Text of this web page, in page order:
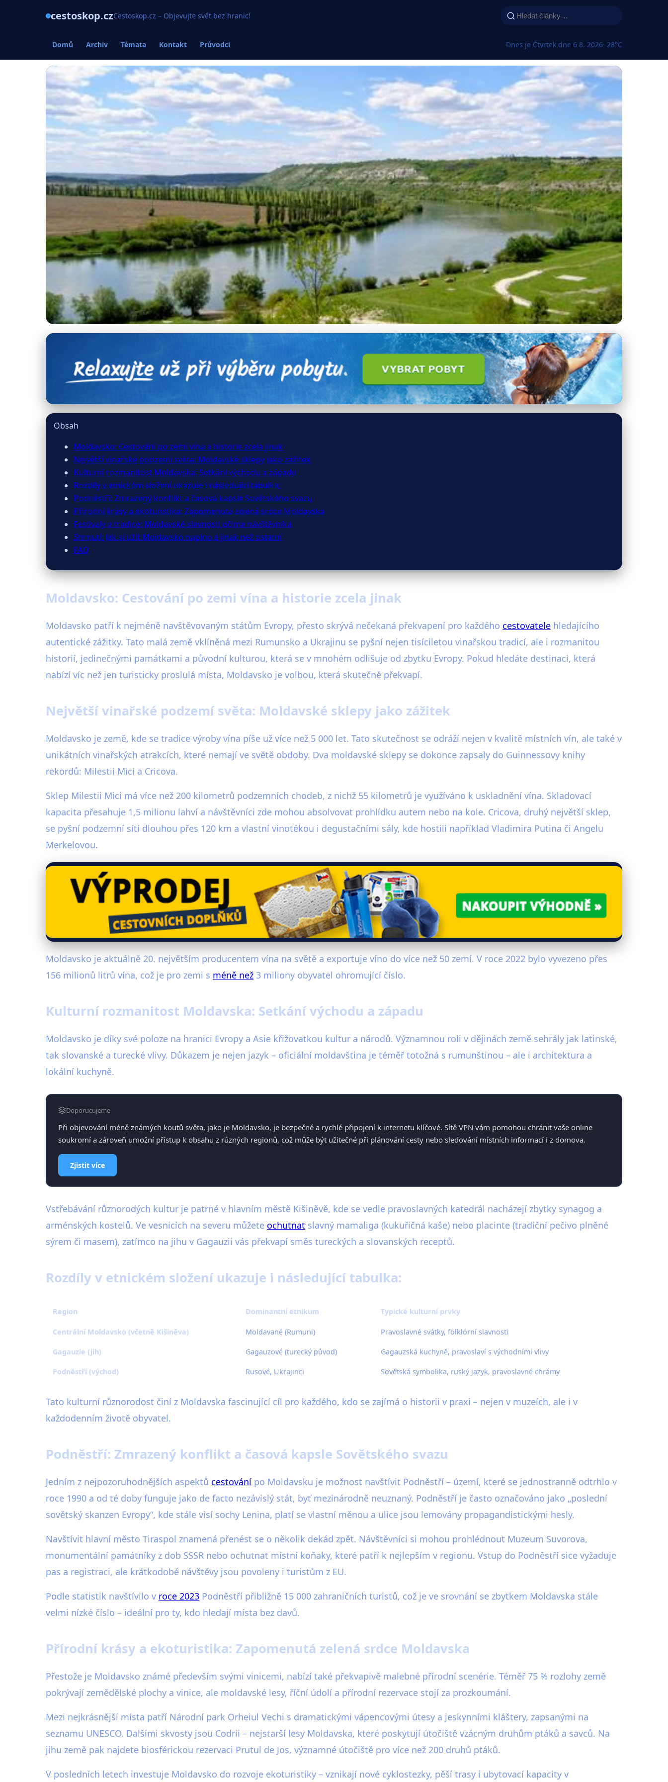
cestoskop.czCestoskop.cz – Objevujte svět bez hranic!
Domů Archiv Témata Kontakt Průvodci Dnes je Čtvrtek dne 6 8. 2026· 28°C
Poznejte Moldavsko: Více Než Víno a Historie Bez Davů
Obsah
Moldavsko: Cestování po zemi vína a historie zcela jinak
Největší vinařské podzemí světa: Moldavské sklepy jako zážitek
Kulturní rozmanitost Moldavska: Setkání východu a západu
Rozdíly v etnickém složení ukazuje i následující tabulka:
Podněstří: Zmrazený konflikt a časová kapsle Sovětského svazu
Přírodní krásy a ekoturistika: Zapomenutá zelená srdce Moldavska
Festivaly a tradice: Moldavské slavnosti očima návštěvníka
Shrnutí: Jak si užít Moldavsko naplno a jinak než ostatní
FAQ
Moldavsko: Cestování po zemi vína a historie zcela jinak
Moldavsko patří k nejméně navštěvovaným státům Evropy, přesto skrývá nečekaná překvapení pro každého cestovatele hledajícího
autentické zážitky. Tato malá země vklíněná mezi Rumunsko a Ukrajinu se pyšní nejen tisíciletou vinařskou tradicí, ale i rozmanitou
historií, jedinečnými památkami a původní kulturou, která se v mnohém odlišuje od zbytku Evropy. Pokud hledáte destinaci, která
nabízí víc než jen turisticky proslulá místa, Moldavsko je volbou, která skutečně překvapí.
Největší vinařské podzemí světa: Moldavské sklepy jako zážitek
Moldavsko je země, kde se tradice výroby vína píše už více než 5 000 let. Tato skutečnost se odráží nejen v kvalitě místních vín, ale také v
unikátních vinařských atrakcích, které nemají ve světě obdoby. Dva moldavské sklepy se dokonce zapsaly do Guinnessovy knihy
rekordů: Milestii Mici a Cricova.
Sklep Milestii Mici má více než 200 kilometrů podzemních chodeb, z nichž 55 kilometrů je využíváno k uskladnění vína. Skladovací
kapacita přesahuje 1,5 milionu lahví a návštěvníci zde mohou absolvovat prohlídku autem nebo na kole. Cricova, druhý největší sklep,
se pyšní podzemní sítí dlouhou přes 120 km a vlastní vinotékou i degustačními sály, kde hostili například Vladimira Putina či Angelu
Merkelovou.
Moldavsko je aktuálně 20. největším producentem vína na světě a exportuje víno do více než 50 zemí. V roce 2022 bylo vyvezeno přes
156 milionů litrů vína, což je pro zemi s méně než 3 miliony obyvatel ohromující číslo.
Kulturní rozmanitost Moldavska: Setkání východu a západu
Moldavsko je díky své poloze na hranici Evropy a Asie křižovatkou kultur a národů. Významnou roli v dějinách země sehrály jak latinské,
tak slovanské a turecké vlivy. Důkazem je nejen jazyk – oficiální moldavština je téměř totožná s rumunštinou – ale i architektura a
lokální kuchyně.
Doporucujeme
Při objevování méně známých koutů světa, jako je Moldavsko, je bezpečné a rychlé připojení k internetu klíčové. Sítě VPN vám pomohou chránit vaše online
soukromí a zároveň umožní přístup k obsahu z různých regionů, což může být užitečné při plánování cesty nebo sledování místních informací i z domova.
Zjistit více
Vstřebávání různorodých kultur je patrné v hlavním městě Kišiněvě, kde se vedle pravoslavných katedrál nacházejí zbytky synagog a
arménských kostelů. Ve vesnicích na severu můžete ochutnat slavný mamaliga (kukuřičná kaše) nebo placinte (tradiční pečivo plněné
sýrem či masem), zatímco na jihu v Gagauzii vás překvapí směs tureckých a slovanských receptů.
Rozdíly v etnickém složení ukazuje i následující tabulka:
Region Dominantní etnikum Typické kulturní prvky
Centrální Moldavsko (včetně Kišiněva) Moldavané (Rumuni) Pravoslavné svátky, folklórní slavnosti
Gagauzie (jih) Gagauzové (turecký původ) Gagauzská kuchyně, pravoslaví s východními vlivy
Podněstří (východ) Rusové, Ukrajinci Sovětská symbolika, ruský jazyk, pravoslavné chrámy
Tato kulturní různorodost činí z Moldavska fascinující cíl pro každého, kdo se zajímá o historii v praxi – nejen v muzeích, ale i v
každodenním životě obyvatel.
Podněstří: Zmrazený konflikt a časová kapsle Sovětského svazu
Jedním z nejpozoruhodnějších aspektů cestování po Moldavsku je možnost navštívit Podněstří – území, které se jednostranně odtrhlo v
roce 1990 a od té doby funguje jako de facto nezávislý stát, byť mezinárodně neuznaný. Podněstří je často označováno jako „poslední
sovětský skanzen Evropy“, kde stále visí sochy Lenina, platí se vlastní měnou a ulice jsou lemovány propagandistickými hesly.
Navštívit hlavní město Tiraspol znamená přenést se o několik dekád zpět. Návštěvníci si mohou prohlédnout Muzeum Suvorova,
monumentální památníky z dob SSSR nebo ochutnat místní koňaky, které patří k nejlepším v regionu. Vstup do Podněstří sice vyžaduje
pas a registraci, ale krátkodobé návštěvy jsou povoleny i turistům z EU.
Podle statistik navštívilo v roce 2023 Podněstří přibližně 15 000 zahraničních turistů, což je ve srovnání se zbytkem Moldavska stále
velmi nízké číslo – ideální pro ty, kdo hledají místa bez davů.
Přírodní krásy a ekoturistika: Zapomenutá zelená srdce Moldavska
Přestože je Moldavsko známé především svými vinicemi, nabízí také překvapivě malebné přírodní scenérie. Téměř 75 % rozlohy země
pokrývají zemědělské plochy a vinice, ale moldavské lesy, říční údolí a přírodní rezervace stojí za prozkoumání.
Mezi nejkrásnější místa patří Národní park Orheiul Vechi s dramatickými vápencovými útesy a jeskynními kláštery, zapsanými na
seznamu UNESCO. Dalšími skvosty jsou Codrii – nejstarší lesy Moldavska, které poskytují útočiště vzácným druhům ptáků a savců. Na
jihu země pak najdete biosférickou rezervaci Prutul de Jos, významné útočiště pro více než 200 druhů ptáků.
V posledních letech investuje Moldavsko do rozvoje ekoturistiky – vznikají nové cyklostezky, pěší trasy i ubytovací kapacity v